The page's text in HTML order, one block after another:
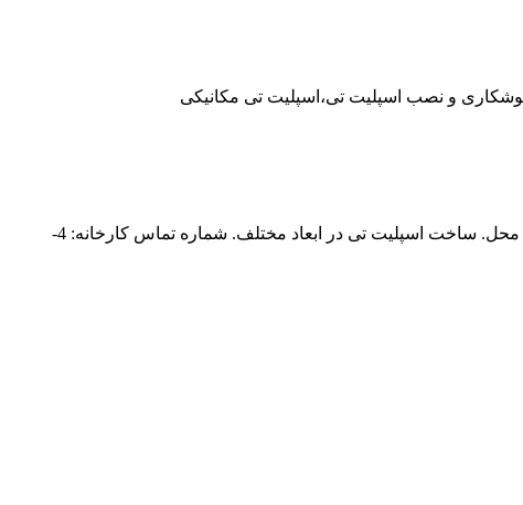
و نصب اسپلیت تی،اسپلیت تی مکانیکی
پیشگام صنعت ابزار؛ مجری عملیات های هات تپ و استاپل. ارائه دهنده خدمات خطوط لوله شامل لاین استاپ، بای پس و تراشکاری در محل. ساخت اسپلیت تی در ابعاد مختلف. شماره تماس کارخانه: 4-